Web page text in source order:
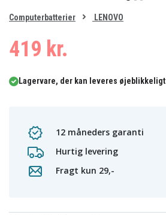
item
of
Computerbatterier LENOVO
419 kr.
Lagervare, der kan leveres øjeblikkeligt
12 måneders garanti
Hurtig levering
Fragt kun 29,-